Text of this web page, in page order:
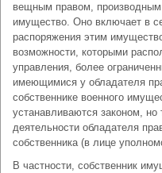
вещным правом, производным
имущество. Оно включает в
распоряжения этим
возможности, которыми
управления, более
имеющимися у обладателя
собственнике военного
устанавливаются законом, но
деятельности обладателя
собственника (в лице
В частности, собственник